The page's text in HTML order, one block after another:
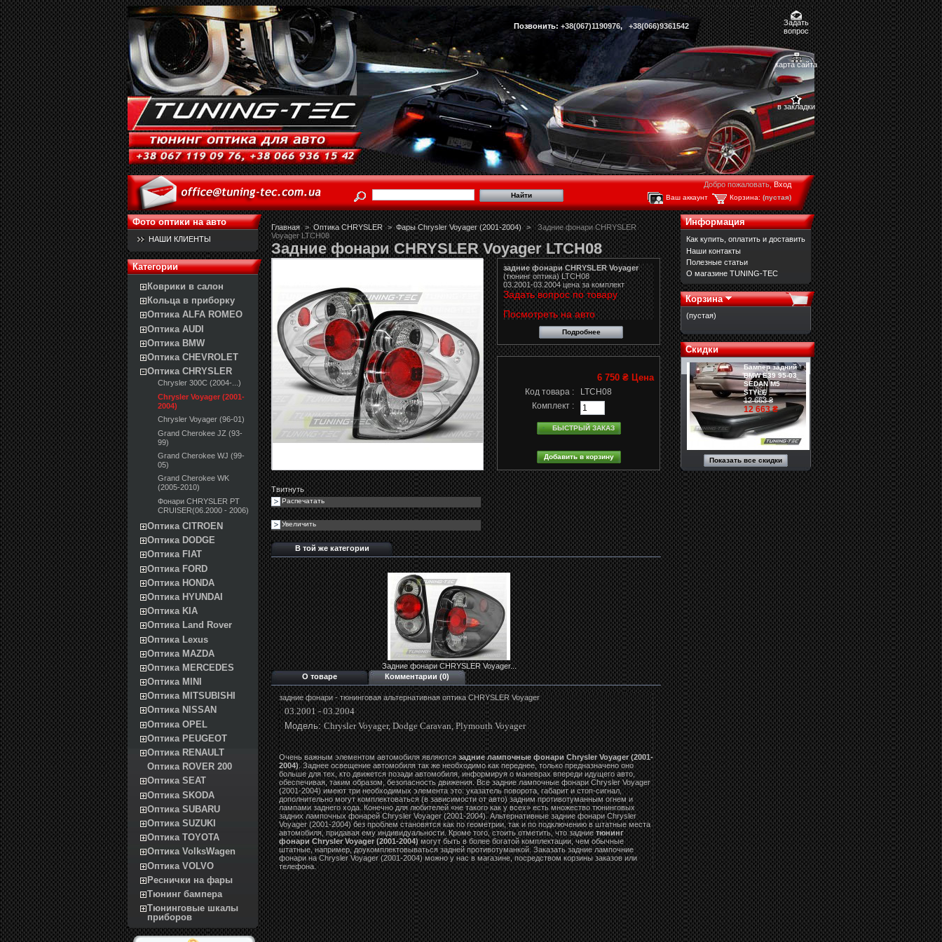
Позвонить: +38(067)1190976, +38(066)9361542
Задать
вопрос
карта сайта
в закладки
Добро пожаловать,Вход
Корзина: (пустая)
Ваш аккаунт
Фото оптики на авто
НАШИ КЛИЕНТЫ
Категории
Коврики в салон
Кольца в приборку
Оптика ALFA ROMEO
Оптика AUDI
Оптика BMW
Оптика CHEVROLET
Оптика CHRYSLER
Chrysler 300C (2004-...)
Chrysler Voyager (2001-
2004)
Chrysler Voyager (96-01)
Grand Cherokee JZ (93-
99)
Grand Cherokee WJ (99-
05)
Grand Cherokee WK
(2005-2010)
Фонари CHRYSLER PT
CRUISER(06.2000 - 2006)
Оптика CITROEN
Оптика DODGE
Оптика FIAT
Оптика FORD
Оптика HONDA
Оптика HYUNDAI
Оптика KIA
Оптика Land Rover
Оптика Lexus
Оптика MAZDA
Оптика MERCEDES
Оптика MINI
Оптика MITSUBISHI
Оптика NISSAN
Оптика OPEL
Оптика PEUGEOT
Оптика RENAULT
Оптика ROVER 200
Оптика SEAT
Оптика SKODA
Оптика SUBARU
Оптика SUZUKI
Оптика TOYOTA
Оптика VolksWagen
Оптика VOLVO
Реснички на фары
Тюнинг бампера
Тюнинговые шкалы
приборов
Главная > Оптика CHRYSLER > Фары Chrysler Voyager (2001-2004) >
Задние фонари CHRYSLER
Voyager LTCH08
Задние фонари CHRYSLER Voyager LTCH08
Твитнуть
Распечатать
Увеличить
задние фонари CHRYSLER Voyager
(тюнинг оптика) LTCH08
03.2001-03.2004 цена за комплект
Задать вопрос по товару
Посмотреть на авто
Подробнее
6 750 ₴Цена
Код товара :
LTCH08
Комплект :
БЫСТРЫЙ ЗАКАЗ
В той же категории
Задние фонари CHRYSLER Voyager...
О товаре
Комментарии (0)
задние фонари - тюнинговая альтернативная оптика CHRYSLER Voyager
03.2001 - 03.2004
Модель:Chrysler Voyager, Dodge Caravan, Plymouth Voyager
Очень важным элементом автомобиля являютсязадние лампочные фонари Chrysler Voyager (2001-
2004). Заднее освещение автомобиля так же необходимо как переднее, только предназначено оно
больше для тех, кто движется позади автомобиля, информируя о маневрах впереди идущего авто,
обеспечивая, таким образом, безопасность движения. Все задние лампочные фонари Chrysler Voyager
(2001-2004) имеют три необходимых элемента это: указатель поворота, габарит и стоп-сигнал,
дополнительно могут комплектоваться (в зависимости от авто) задним противотуманным огнем и
лампами заднего хода. Конечно для любителей «не такого как у всех» есть множество тюнинговых
задних лампочных фонарей Chrysler Voyager (2001-2004). Альтернативные задние фонари Chrysler
Voyager (2001-2004) без проблем становятся как по геометрии, так и по подключению в штатные места
автомобиля, придавая ему индивидуальности. Кроме того, стоить отметить, что задниетюнинг
фонари Chrysler Voyager (2001-2004)могут быть в более богатой комплектации, чем обычные
штатные, например, доукомплектовываться задней противотуманкой. Заказать задние лампочние
фонари на Chrysler Voyager (2001-2004) можно у нас в магазине, посредством корзины заказов или
телефона.
Информация
Как купить, оплатить и доставить
Наши контакты
Полезные статьи
О магазине TUNING-TEC
Корзина
(пустая)
Скидки
Бампер задний
BMW E39 95-03
SEDAN M5
STYLE
12 663 ₴
12 663 ₴
Показать все скидки